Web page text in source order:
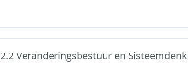
2.2 Veranderingsbestuur en